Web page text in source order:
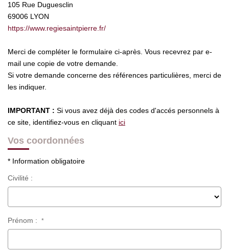
105 Rue Duguesclin
69006 LYON
https://www.regiesaintpierre.fr/
Merci de compléter le formulaire ci-après. Vous recevrez par e-
mail une copie de votre demande.
Si votre demande concerne des références particulières, merci de
les indiquer.
IMPORTANT : Si vous avez déjà des codes d'accés personnels à
ce site, identifiez-vous en cliquant ici
Vos coordonnées
* Information obligatoire
Civilité :
Prénom : *